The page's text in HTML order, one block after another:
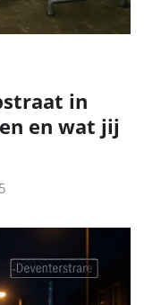
in
en wat jij